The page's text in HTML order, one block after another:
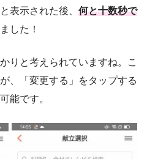
表示された後、 何と十数秒で
した！
りと考えられていますね。こ
、「変更する」をタップする
能です。